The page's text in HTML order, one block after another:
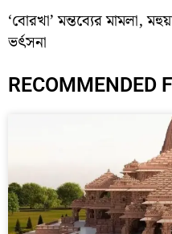
‘বোরখা’ মন্তব্যের মামলা,
ভর্ৎসনা
RECOMMENDED